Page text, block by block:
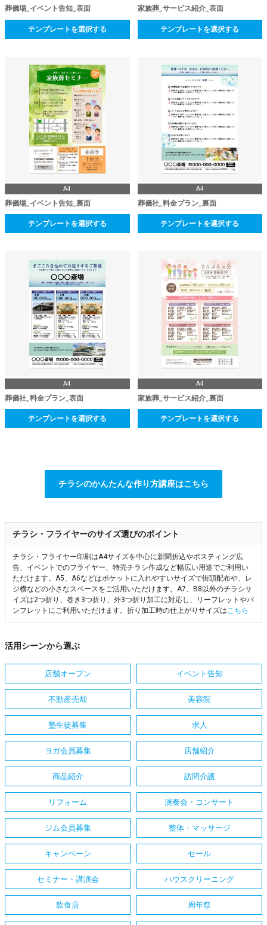
葬儀場_イベント告知_表面
テンプレートを選択する
家族葬_サービス紹介_表面
テンプレートを選択する
A4
葬儀場_イベント告知_裏面
テンプレートを選択する
A4
葬儀社_料金プラン_裏面
テンプレートを選択する
A4
葬儀社_料金プラン_表面
テンプレートを選択する
A4
家族葬_サービス紹介_裏面
テンプレートを選択する
チラシのかんたんな作り方講座はこちら
チラシ・フライヤーのサイズ選びのポイント
チラシ・フライヤー印刷はA4サイズを中心に新聞折込やポスティング広
告、イベントでのフライヤー、特売チラシ作成など幅広い用途でご利用い
ただけます。A5、A6などはポケットに入れやすいサイズで街頭配布や、レ
ジ横などの小さなスペースをご活用いただけます。A7、B8以外のチラシサ
イズは2つ折り、巻き3つ折り、外3つ折り加工に対応し、リーフレットやパ
ンフレットにご利用いただけます。折り加工時の仕上がりサイズはこちら
活用シーンから選ぶ
店舗オープン イベント告知
不動産売却 美容院
塾生徒募集 求人
ヨガ会員募集 店舗紹介
商品紹介 訪問介護
リフォーム 演奏会・コンサート
ジム会員募集 整体・マッサージ
キャンペーン セール
セミナー・講演会 ハウスクリーニング
飲食店 周年祭